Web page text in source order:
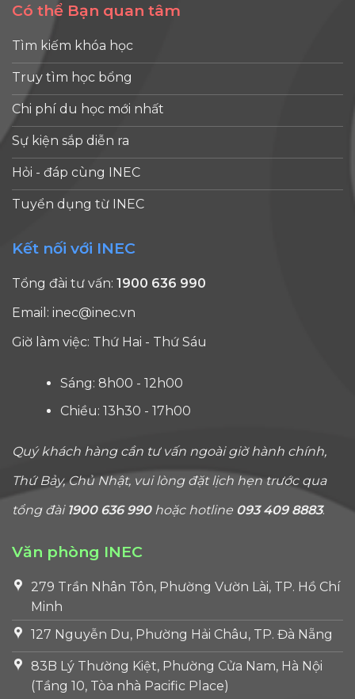
Có thể Bạn quan tâm
Tìm kiếm khóa học
Truy tìm học bổng
Chi phí du học mới nhất
Sự kiện sắp diễn ra
Hỏi - đáp cùng INEC
Tuyển dụng từ INEC
Kết nối với INEC
Tổng đài tư vấn: 1900 636 990
Email: inec@inec.vn
Giờ làm việc: Thứ Hai - Thứ Sáu
Sáng: 8h00 - 12h00
Chiều: 13h30 - 17h00
Quý khách hàng cần tư vấn ngoài giờ hành chính,
Thứ Bảy, Chủ Nhật, vui lòng đặt lịch hẹn trước qua
tổng đài 1900 636 990hoặc hotline 093 409 8883.
Văn phòng INEC
279 Trần Nhân Tôn, Phường Vườn Lài, TP. Hồ Chí
Minh
127 Nguyễn Du, Phường Hải Châu, TP. Đà Nẵng
83B Lý Thường Kiệt, Phường Cửa Nam, Hà Nội
(Tầng 10, Tòa nhà Pacific Place)